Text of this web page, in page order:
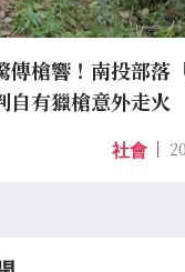
傳槍響！南投部落
自有獵槍意外走火
社會